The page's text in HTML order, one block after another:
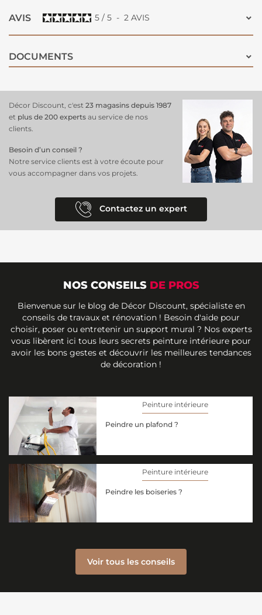
AVIS 5 / 5 - 2 AVIS
DOCUMENTS
Décor Discount, c'est 23 magasins depuis 1987
et plus de 200 experts au service de nos
clients.
Besoin d’un conseil ?
Notre service clients est à votre écoute pour
vous accompagner dans vos projets.
Contactez un expert
NOS CONSEILS DE PROS
Bienvenue sur le blog de Décor Discount, spécialiste en
conseils de travaux et rénovation ! Besoin d'aide pour
choisir, poser ou entretenir un support mural ? Nos experts
vous libèrent ici tous leurs secrets peinture intérieure pour
avoir les bons gestes et découvrir les meilleures tendances
de décoration !
Peinture intérieure
Peindre un plafond ?
Peinture intérieure
Peindre les boiseries ?
Voir tous les conseils